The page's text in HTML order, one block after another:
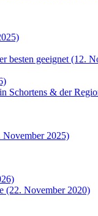
besten geeignet (12.
Schortens & der
November 2025)
(22. November 2020)